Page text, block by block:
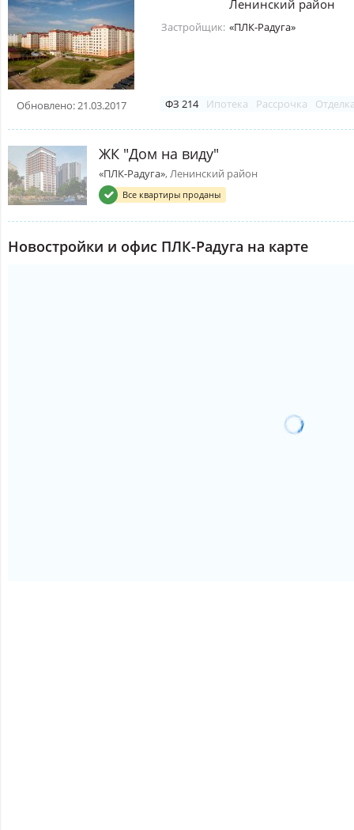
Обновлено: 21.03.2017
Ленинский район
Застройщик: «ПЛК-Радуга»
ФЗ 214 Ипотека Рассрочка
ЖК "Дом на виду"
«ПЛК-Радуга», Ленинский район
Все квартиры проданы
Новостройки и офис ПЛК-Радуга на карте